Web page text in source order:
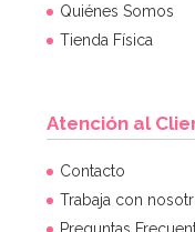
Cápsulas para
Quiénes Somos
Tienda Física
Atención al
Contacto
Trabaja con